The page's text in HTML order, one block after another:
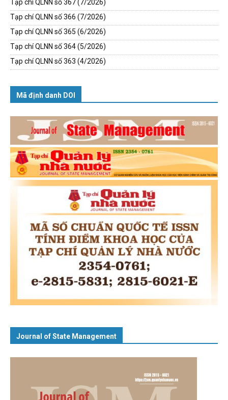
Tạp chí QLNN số 367 (7/2026)
Tạp chí QLNN số 366 (7/2026)
Tạp chí QLNN số 365 (6/2026)
Tạp chí QLNN số 364 (5/2026)
Tạp chí QLNN số 363 (4/2026)
Mã định danh DOI
Journal of State Management